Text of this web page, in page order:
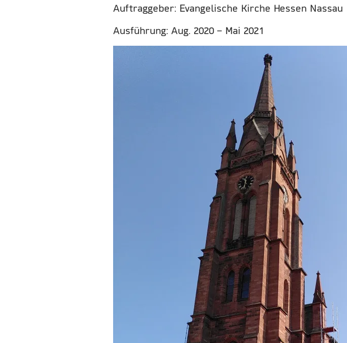
Auftraggeber: Evangelische Kirche Hessen Nassau
Ausführung: Aug. 2020 – Mai 2021